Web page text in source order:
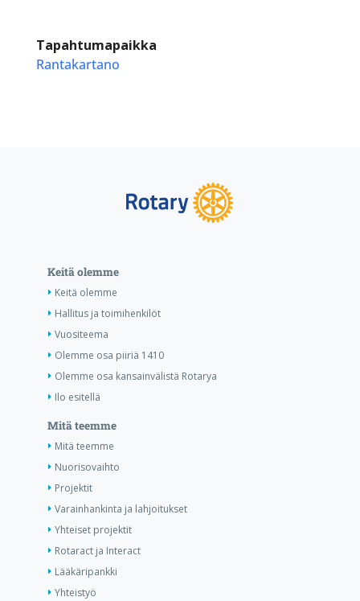
Tapahtumapaikka
Rantakartano
Keitä olemme
Keitä olemme
Hallitus ja toimihenkilöt
Vuositeema
Olemme osa piiriä 1410
Olemme osa kansainvälistä Rotarya
Ilo esitellä
Mitä teemme
Mitä teemme
Nuorisovaihto
Projektit
Varainhankinta ja lahjoitukset
Yhteiset projektit
Rotaract ja Interact
Lääkäripankki
Yhteistyö